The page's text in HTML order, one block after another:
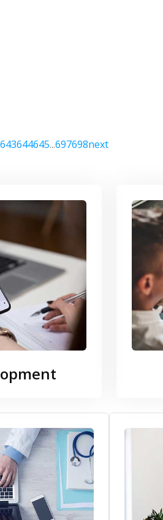
643644645...697698next